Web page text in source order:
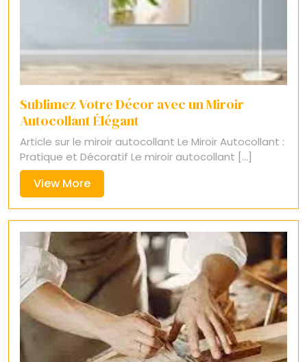
Sublimez Votre Décor avec un Miroir
Autocollant Élégant
Article sur le miroir autocollant Le Miroir Autocollant :
Pratique et Décoratif Le miroir autocollant [...]
View MoreView
More